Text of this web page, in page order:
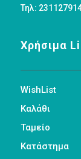
Τηλ:
Χρήσιμα
WishList
Καλάθι
Ταμείο
Κατάστημα